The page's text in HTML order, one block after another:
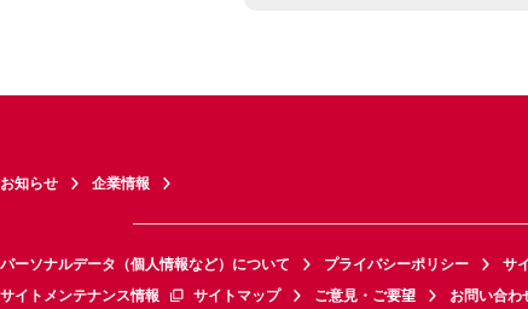
お知らせ 企業情報
パーソナルデータ（個人情報など）について プライバシーポリシー サ
サイトメンテナンス情報
サイトマップ ご意見・ご要望 お問い合わ